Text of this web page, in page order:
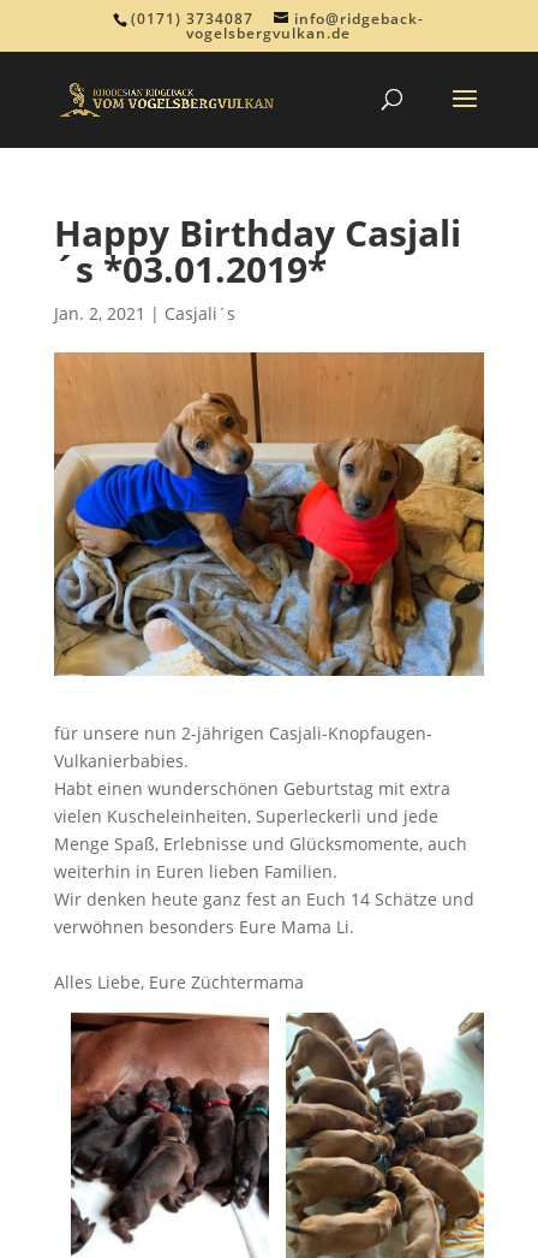
(0171) 3734087 info@ridgeback-
vogelsbergvulkan.de
Happy Birthday Casjali
´s *03.01.2019*
Jan. 2, 2021 | Casjali´s
für unsere nun 2-jährigen Casjali-Knopfaugen-
Vulkanierbabies.
Habt einen wunderschönen Geburtstag mit extra
vielen Kuscheleinheiten, Superleckerli und jede
Menge Spaß, Erlebnisse und Glücksmomente, auch
weiterhin in Euren lieben Familien.
Wir denken heute ganz fest an Euch 14 Schätze und
verwöhnen besonders Eure Mama Li.
Alles Liebe, Eure Züchtermama